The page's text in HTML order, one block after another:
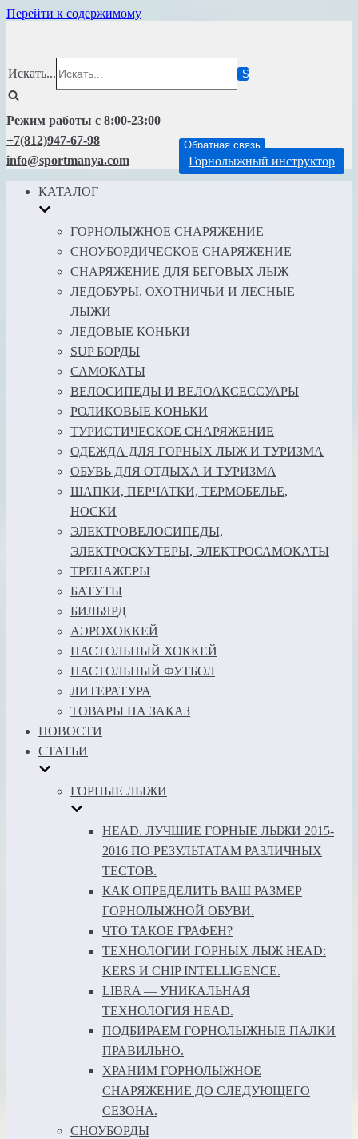
Перейти к содержимому
Искать...
Режим работы с 8:00-23:00
+7(812)947-67-98
info@sportmanya.com
Обратная связь
Горнолыжный инструктор
КАТАЛОГ
ГОРНОЛЫЖНОЕ СНАРЯЖЕНИЕ
СНОУБОРДИЧЕСКОЕ СНАРЯЖЕНИЕ
СНАРЯЖЕНИЕ ДЛЯ БЕГОВЫХ ЛЫЖ
ЛЕДОБУРЫ, ОХОТНИЧЬИ И ЛЕСНЫЕ
ЛЫЖИ
ЛЕДОВЫЕ КОНЬКИ
SUP БОРДЫ
САМОКАТЫ
ВЕЛОСИПЕДЫ И ВЕЛОАКСЕССУАРЫ
РОЛИКОВЫЕ КОНЬКИ
ТУРИСТИЧЕСКОЕ СНАРЯЖЕНИЕ
ОДЕЖДА ДЛЯ ГОРНЫХ ЛЫЖ И ТУРИЗМА
ОБУВЬ ДЛЯ ОТДЫХА И ТУРИЗМА
ШАПКИ, ПЕРЧАТКИ, ТЕРМОБЕЛЬЕ,
НОСКИ
ЭЛЕКТРОВЕЛОСИПЕДЫ,
ЭЛЕКТРОСКУТЕРЫ, ЭЛЕКТРОСАМОКАТЫ
ТРЕНАЖЕРЫ
БАТУТЫ
БИЛЬЯРД
АЭРОХОККЕЙ
НАСТОЛЬНЫЙ ХОККЕЙ
НАСТОЛЬНЫЙ ФУТБОЛ
ЛИТЕРАТУРА
ТОВАРЫ НА ЗАКАЗ
НОВОСТИ
СТАТЬИ
ГОРНЫЕ ЛЫЖИ
HEAD. ЛУЧШИЕ ГОРНЫЕ ЛЫЖИ 2015-
2016 ПО РЕЗУЛЬТАТАМ РАЗЛИЧНЫХ
ТЕСТОВ.
КАК ОПРЕДЕЛИТЬ ВАШ РАЗМЕР
ГОРНОЛЫЖНОЙ ОБУВИ.
ЧТО ТАКОЕ ГРАФЕН?
ТЕХНОЛОГИИ ГОРНЫХ ЛЫЖ HEAD:
KERS И CHIP INTELLIGENCE.
LIBRA — УНИКАЛЬНАЯ
ТЕХНОЛОГИЯ HEAD.
ПОДБИРАЕМ ГОРНОЛЫЖНЫЕ ПАЛКИ
ПРАВИЛЬНО.
ХРАНИМ ГОРНОЛЫЖНОЕ
СНАРЯЖЕНИЕ ДО СЛЕДУЮЩЕГО
СЕЗОНА.
СНОУБОРДЫ